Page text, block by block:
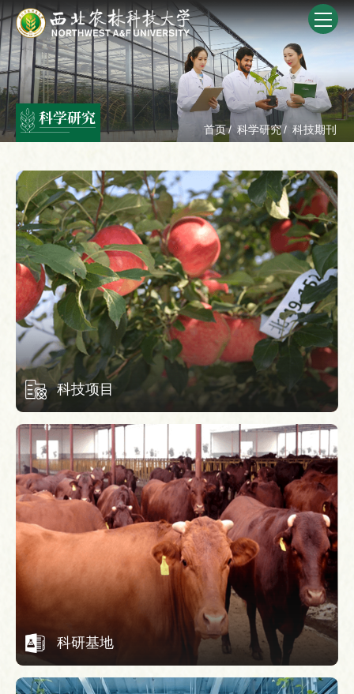
科学研究
首页/ 科学研究 / 科技期刊
科技项目
科研基地